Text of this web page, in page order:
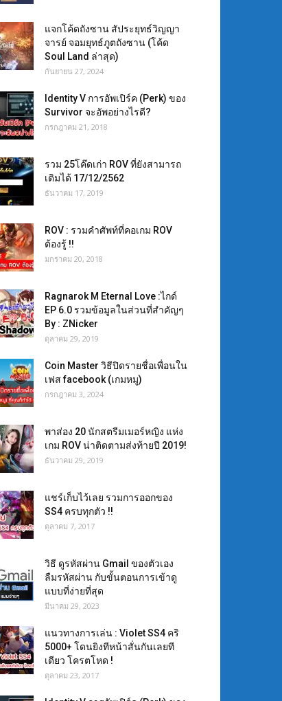
แจกโค้ดถังซาน สัประยุทธ์วิญญา
จารย์ จอมยุทธ์ภูตถังซาน (โค้ด
Soul Land ล่าสุด)
กันยายน 27, 2024
Identity V การอัพเปิร์ค (Perk) ของ
Survivor จะอัพอย่างไรดี?
กรกฎาคม 21, 2018
รวม 25โค๊ดเก่า ROV ที่ยังสามารถ
เติมได้ 17/12/2562
ธันวาคม 17, 2019
ROV : รวมคำศัพท์ที่คอเกม ROV
ต้องรู้ !!
มกราคม 20, 2018
Ragnarok M Eternal Love :ไกด์
EP 6.0 รวมข้อมูลในส่วนที่สำคัญๆ
By : ZNicker
ตุลาคม 29, 2019
Coin Master วิธีปิดรายชื่อเพื่อนใน
เฟส facebook (เกมหมู)
กรกฎาคม 3, 2024
พาส่อง 20 นักสตรีมเมอร์หญิง แห่ง
เกม ROV น่าติดตามส่งท้ายปี 2019!
ธันวาคม 29, 2019
แชร์เก็บไว้เลย รวมการออกของ
SS4 ครบทุกตัว !!
ตุลาคม 7, 2017
วิธี ดูรหัสผ่าน Gmail ของตัวเอง
ลืมรหัสผ่าน กับขั้นตอนการเข้าดู
แบบที่ง่ายที่สุด
มีนาคม 29, 2023
แนวทางการเล่น : Violet SS4 คริ
5000+ โดนยิงทีหน้าสั่นกันเลยที
เดียว โครตโหด !
ตุลาคม 23, 2017